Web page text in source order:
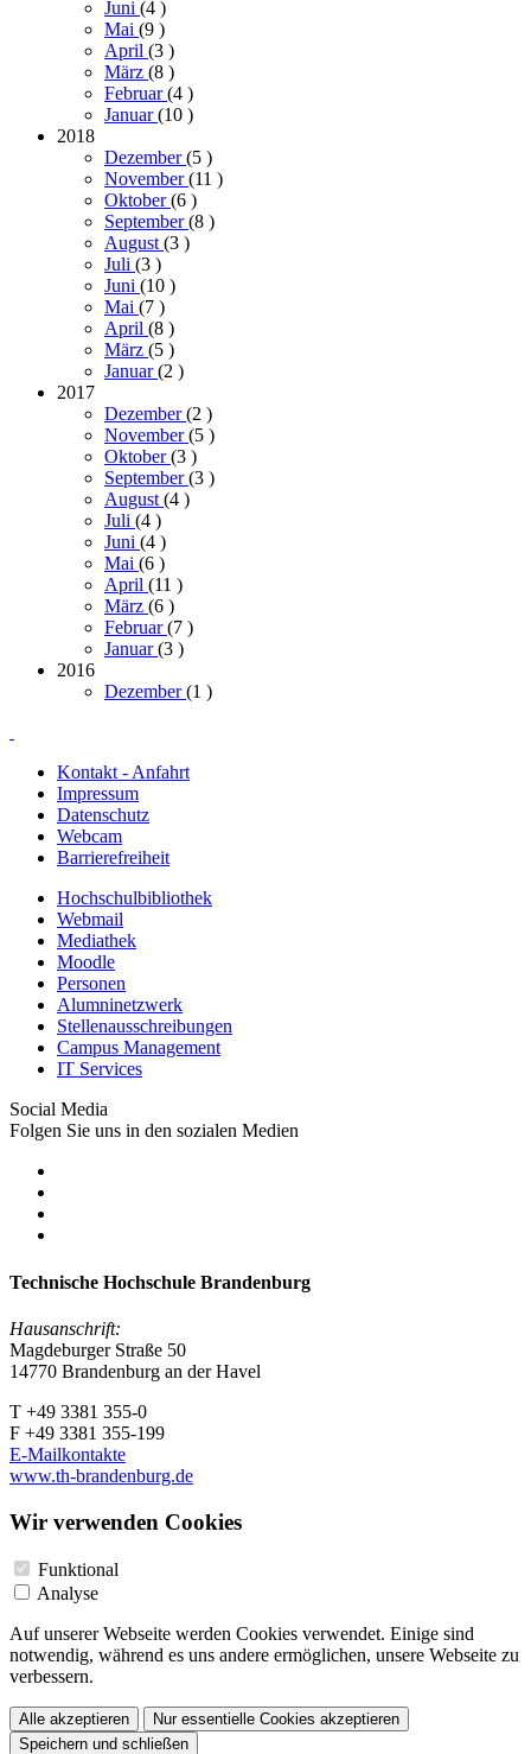
Juni (4 )
Mai (9 )
April (3 )
März (8 )
Februar(4 )
Januar(10 )
2018
Dezember(5 )
November(11 )
Oktober(6 )
September(8 )
August(3 )
Juli (3 )
Juni (10 )
Mai (7 )
April (8 )
März (5 )
Januar(2 )
2017
Dezember(2 )
November(5 )
Oktober(3 )
September(3 )
August(4 )
Juli (4 )
Juni (4 )
Mai (6 )
April (11 )
März (6 )
Februar(7 )
Januar(3 )
2016
Dezember(1 )
Kontakt - Anfahrt
Impressum
Datenschutz
Webcam
Barrierefreiheit
Hochschulbibliothek
Webmail
Mediathek
Moodle
Personen
Alumninetzwerk
Stellenausschreibungen
Campus Management
IT Services
Social Media
Folgen Sie uns in den sozialen Medien
Technische Hochschule Brandenburg
Hausanschrift:
Magdeburger Straße 50
14770 Brandenburg an der Havel
T +49 3381 355-0
F +49 3381 355-199
E-Mailkontakte
www.th-brandenburg.de
Wir verwenden Cookies
Funktional
Analyse
Auf unserer Webseite werden Cookies verwendet. Einige sind
notwendig, während es uns andere ermöglichen, unsere Webseite zu
verbessern.
Alle akzeptieren
Nur essentielle Cookies akzeptieren
Speichern und schließen